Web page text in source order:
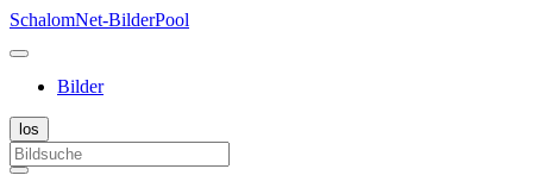
SchalomNet-BilderPool
Bilder